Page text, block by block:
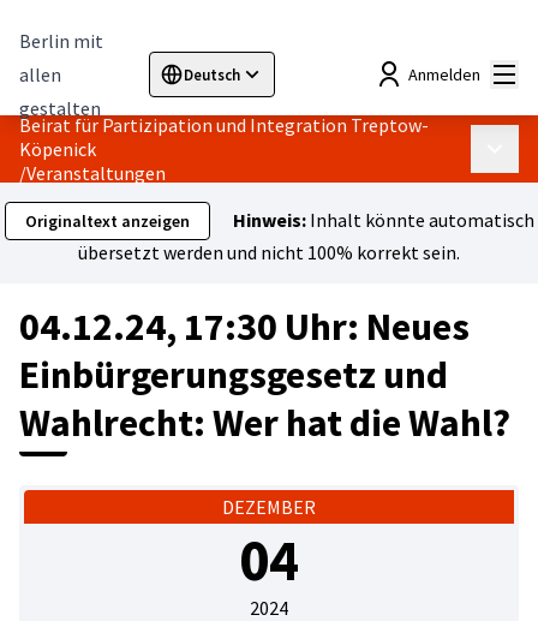
Berlin mit
allen
gestalten
Deutsch
Sprache wählen Choose languageElegir el idioma
Anmelden
Beirat für Partizipation und Integration Treptow-
Köpenick
/Veranstaltungen
Originaltext anzeigen Hinweis:Inhalt könnte automatisch
übersetzt werden und nicht 100% korrekt sein.
04.12.24, 17:30 Uhr: Neues
Einbürgerungsgesetz und
Wahlrecht: Wer hat die Wahl?
DEZEMBER
04
2024